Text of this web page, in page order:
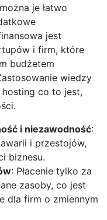
je łatwo
jest
i firm, które
budżetem
wiedzy
co to jest,
i niezawodność:
i przestojów,
biznesu.
: Płacenie tylko za
zasoby, co jest
dla firm o zmiennym